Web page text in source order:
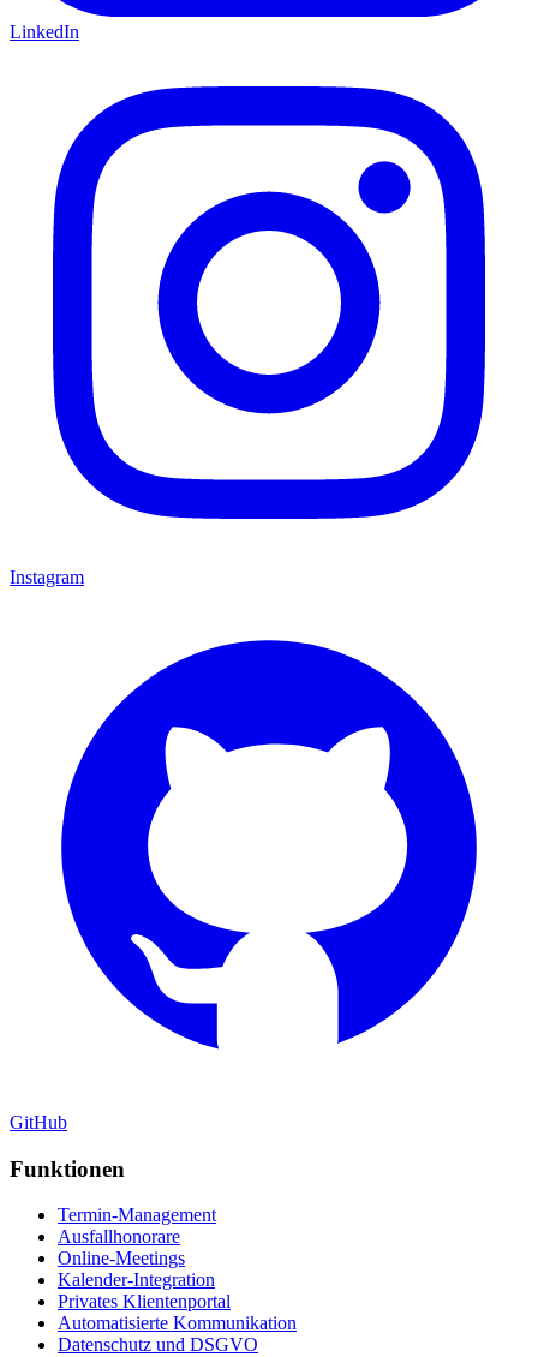
LinkedIn
Instagram
GitHub
Funktionen
Termin-Management
Ausfallhonorare
Online-Meetings
Kalender-Integration
Privates Klientenportal
Automatisierte Kommunikation
Datenschutz und DSGVO